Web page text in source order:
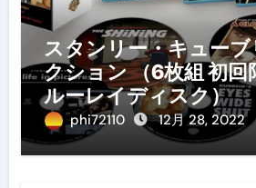
スタンリー・キュー
クション （6枚組 初回
ルーレイディスク）
phi72110 12月 28, 2022